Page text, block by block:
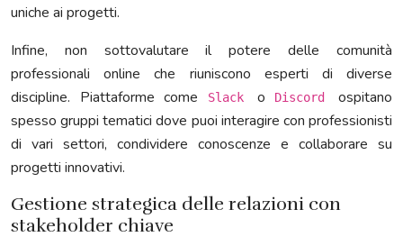
uniche ai progetti.
Infine, non sottovalutare il potere delle comunità
professionali online che riuniscono esperti di diverse
discipline. Piattaforme come
Slack o Discordospitano
spesso gruppi tematici dove puoi interagire con professionisti
di vari settori, condividere conoscenze e collaborare su
progetti innovativi.
Gestione strategica delle relazioni con
stakeholder chiave